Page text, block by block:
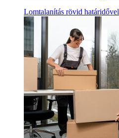
Lomtalanítás rövid határidővel